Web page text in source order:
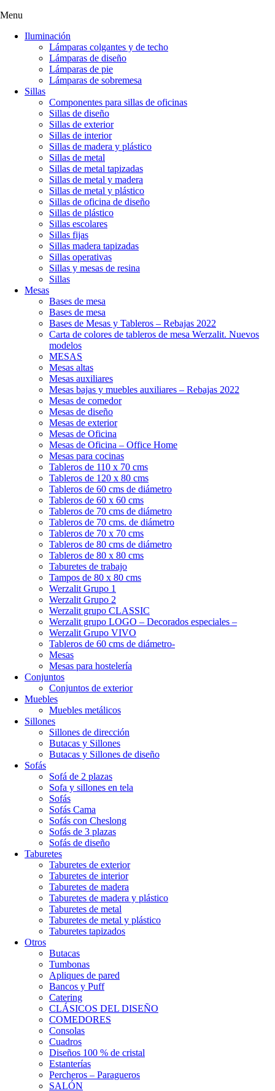
Menu
Iluminación
Lámparas colgantes y de techo
Lámparas de diseño
Lámparas de pie
Lámparas de sobremesa
Sillas
Componentes para sillas de oficinas
Sillas de diseño
Sillas de exterior
Sillas de interior
Sillas de madera y plástico
Sillas de metal
Sillas de metal tapizadas
Sillas de metal y madera
Sillas de metal y plástico
Sillas de oficina de diseño
Sillas de plástico
Sillas escolares
Sillas fijas
Sillas madera tapizadas
Sillas operativas
Sillas y mesas de resina
Sillas
Mesas
Bases de mesa
Bases de mesa
Bases de Mesas y Tableros – Rebajas 2022
Carta de colores de tableros de mesa Werzalit. Nuevos
modelos
MESAS
Mesas altas
Mesas auxiliares
Mesas bajas y muebles auxiliares – Rebajas 2022
Mesas de comedor
Mesas de diseño
Mesas de exterior
Mesas de Oficina
Mesas de Oficina – Office Home
Mesas para cocinas
Tableros de 110 x 70 cms
Tableros de 120 x 80 cms
Tableros de 60 cms de diámetro
Tableros de 60 x 60 cms
Tableros de 70 cms de diámetro
Tableros de 70 cms. de diámetro
Tableros de 70 x 70 cms
Tableros de 80 cms de diámetro
Tableros de 80 x 80 cms
Taburetes de trabajo
Tampos de 80 x 80 cms
Werzalit Grupo 1
Werzalit Grupo 2
Werzalit grupo CLASSIC
Werzalit grupo LOGO – Decorados especiales –
Werzalit Grupo VIVO
Tableros de 60 cms de diámetro-
Mesas
Mesas para hostelería
Conjuntos
Conjuntos de exterior
Muebles
Muebles metálicos
Sillones
Sillones de dirección
Butacas y Sillones
Butacas y Sillones de diseño
Sofás
Sofá de 2 plazas
Sofa y sillones en tela
Sofás
Sofás Cama
Sofás con Cheslong
Sofás de 3 plazas
Sofás de diseño
Taburetes
Taburetes de exterior
Taburetes de interior
Taburetes de madera
Taburetes de madera y plástico
Taburetes de metal
Taburetes de metal y plástico
Taburetes tapizados
Otros
Butacas
Tumbonas
Apliques de pared
Bancos y Puff
Catering
CLÁSICOS DEL DISEÑO
COMEDORES
Consolas
Cuadros
Diseños 100 % de cristal
Estanterías
Percheros – Paragueros
SALÓN